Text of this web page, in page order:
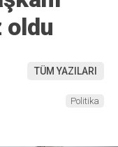
oldu
TÜM YAZILARI
Politika